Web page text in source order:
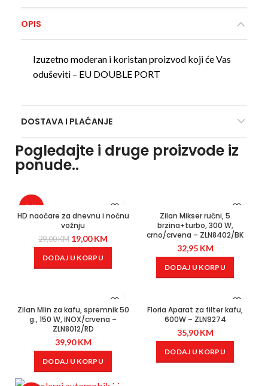
OPIS
Izuzetno moderan i koristan proizvod koji će Vas
oduševiti – EU DOUBLE PORT
DOSTAVA I PLAĆANJE
Pogledajte i druge proizvode iz
ponude..
-34%
HD naočare za dnevnu i noćnu
vožnju
29,00KM 19,00KM
DODAJ U KORPU
Zilan Mikser ručni, 5
brzina+turbo, 300 W,
crno/crvena – ZLN8402/BK
32,95 KM
DODAJ U KORPU
Zilan Mlin za kafu, spremnik 50
g., 150 W, INOX/crvena –
ZLN8012/RD
39,90KM
DODAJ U KORPU
Floria Aparat za filter kafu,
600W – ZLN9274
35,90KM
DODAJ U KORPU